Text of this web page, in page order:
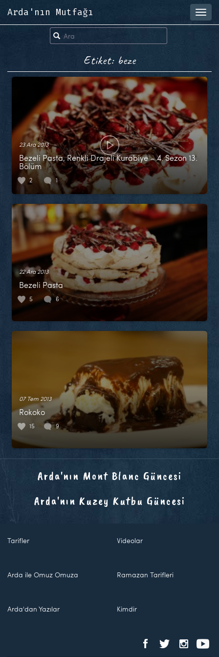
Arda'nın Mutfağı
Etiket: beze
23 Ara 2013
Bezeli Pasta, Renkli Drajeli Kurabiye – 4. Sezon 13.
Bölüm
2 1
22 Ara 2013
Bezeli Pasta
5 6
07 Tem 2013
Rokoko
15 9
Arda'nın Mont Blanc Güncesi
Arda'nın Kuzey Kutbu Güncesi
Tarifler Videolar
Arda ile Omuz Omuza Ramazan Tarifleri
Arda'dan Yazılar Kimdir